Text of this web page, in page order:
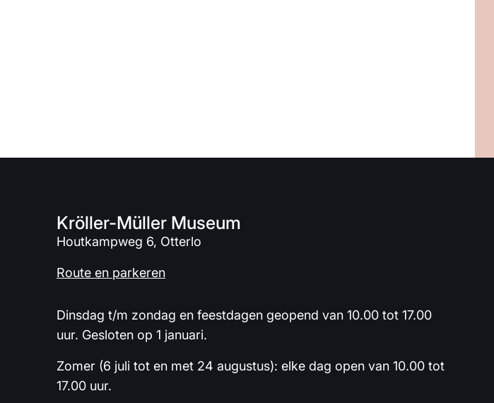
Kröller-Müller Museum
Houtkampweg 6, Otterlo
Route en parkeren
Dinsdag t/m zondag en feestdagen geopend van 10.00 tot 17.00
uur. Gesloten op 1 januari.
Zomer (6 juli tot en met 24 augustus): elke dag open van 10.00 tot
17.00 uur.